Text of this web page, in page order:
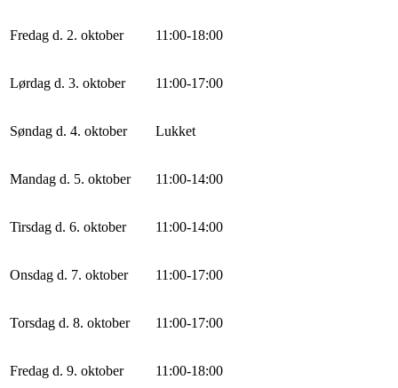
Fredag d. 2. oktober 11:00-18:00
Lørdag d. 3. oktober 11:00-17:00
Søndag d. 4. oktober Lukket
Mandag d. 5. oktober 11:00-14:00
Tirsdag d. 6. oktober 11:00-14:00
Onsdag d. 7. oktober 11:00-17:00
Torsdag d. 8. oktober 11:00-17:00
Fredag d. 9. oktober 11:00-18:00